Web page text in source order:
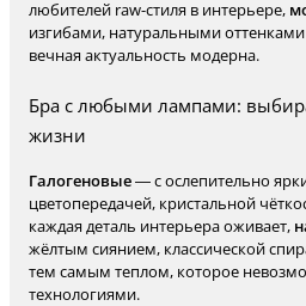
любителей raw-стиля в интерьере,
изгибами, натуральными
вечная актуальность модерна.
Бра с любыми лампами:
жизни
Галогеновые— с ослепительно
цветопередачей, кристальной
каждая деталь интерьера оживает,
жёлтым сиянием, классической
тем самым теплом, которое
технологиями.